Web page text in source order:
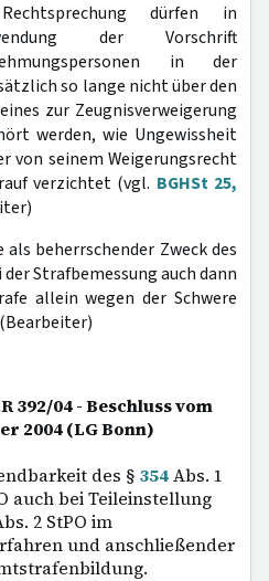
dürfen in
der Vorschrift
in der
so lange nicht über den
zur Zeugnisverweigerung
werden, wie Ungewissheit
von seinem Weigerungsrecht
verzichtet (vgl. BGHSt 25,
als beherrschender Zweck des
Strafbemessung auch dann
allein wegen der Schwere
392/04 - Beschluss vom
2004 (LG Bonn)
des § 354Abs. 1
auch bei Teileinstellung
2 StPO im
und anschließender